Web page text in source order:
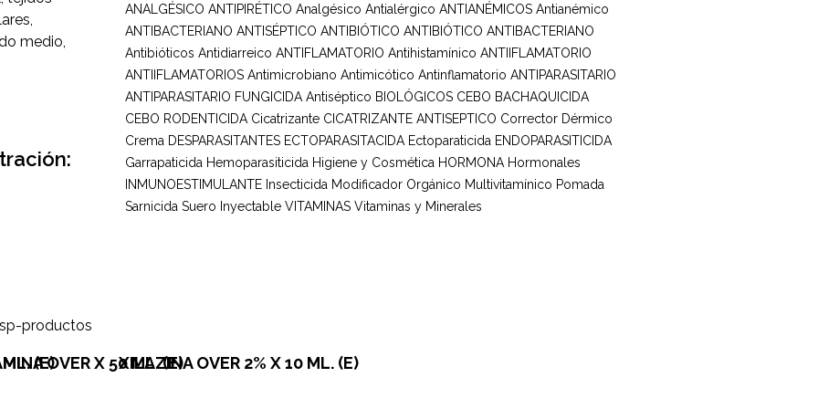
medio,
(E)OVER X 50 ML. (E)XILAZINA OVER 2% X 10 ML. (E)
ANALGÉSICO ANTIPIRÉTICO Analgésico Antialérgico ANTIANÉMICOS Antianémico
ANTIBACTERIANO ANTISÉPTICO ANTIBIÓTICO ANTIBIÓTICO ANTIBACTERIANO
Antibióticos Antidiarreico ANTIFLAMATORIO Antihistamínico ANTIIFLAMATORIO
ANTIIFLAMATORIOS Antimicrobiano Antimicótico Antinflamatorio ANTIPARASITARIO
ANTIPARASITARIO FUNGICIDA Antiséptico BIOLÓGICOS CEBO BACHAQUICIDA
CEBO RODENTICIDA Cicatrizante CICATRIZANTE ANTISEPTICO Corrector Dérmico
Crema DESPARASITANTES ECTOPARASITACIDA Ectoparaticida ENDOPARASITICIDA
Garrapaticida Hemoparasiticida Higiene y Cosmética HORMONA Hormonales
INMUNOESTIMULANTE Insecticida Modificador Orgánico Multivitamínico Pomada
Sarnicida Suero Inyectable VITAMINAS Vitaminas y Minerales